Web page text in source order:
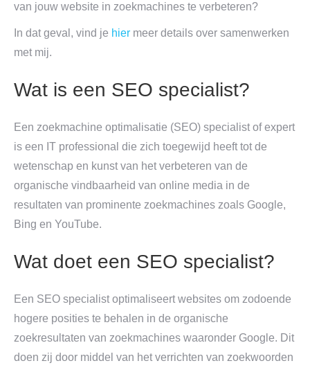
van jouw website in zoekmachines te verbeteren?
In dat geval, vind je hier meer details over samenwerken
met mij.
Wat is een SEO specialist?
Een zoekmachine optimalisatie (SEO) specialist of expert
is een IT professional die zich toegewijd heeft tot de
wetenschap en kunst van het verbeteren van de
organische vindbaarheid van online media in de
resultaten van prominente zoekmachines zoals Google,
Bing en YouTube.
Wat doet een SEO specialist?
Een SEO specialist optimaliseert websites om zodoende
hogere posities te behalen in de organische
zoekresultaten van zoekmachines waaronder Google. Dit
doen zij door middel van het verrichten van zoekwoorden